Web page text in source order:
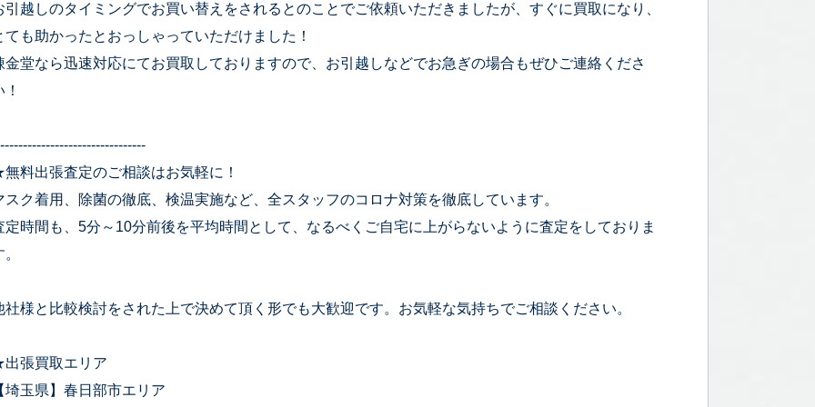
引越しのタイミングでお買い替えをされるとのことでご依頼いただきましたが、すぐに買取になり、
ても助かったとおっしゃっていただけました！
金堂なら迅速対応にてお買取しておりますので、お引越しなどでお急ぎの場合もぜひご連絡くださ
料出張査定のご相談はお気軽に！
スク着用、除菌の徹底、検温実施など、全スタッフのコロナ対策を徹底しています。
定時間も、5分～10分前後を平均時間として、なるべくご自宅に上がらないように査定をしておりま
社様と比較検討をされた上で決めて頂く形でも大歓迎です。お気軽な気持ちでご相談ください。
張買取エリア
埼玉県】春日部市エリア